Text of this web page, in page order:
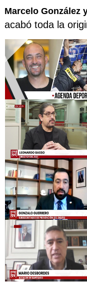
Marcelo González
acabó toda la